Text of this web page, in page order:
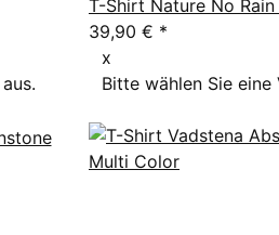
T-Shirt Nature No
39,90 € *
x
Bitte wählen Sie eine